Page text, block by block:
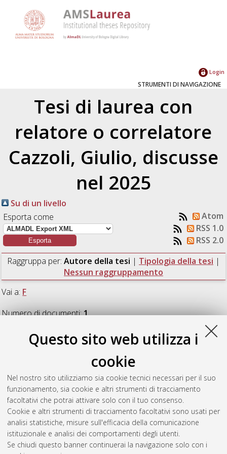
Questo sito web utilizza i
cookie
Nel nostro sito utilizziamo sia cookie tecnici necessari per il suo
funzionamento, sia cookie e altri strumenti di tracciamento
facoltativi che potrai attivare solo con il tuo consenso.
Cookie e altri strumenti di tracciamento facoltativi sono usati per
analisi statistiche, misure sull'efficacia della comunicazione
istituzionale e analisi dei comportamenti degli utenti.
Se chiudi questo banner continuerai la navigazione solo con i
Login
STRUMENTI DI NAVIGAZIONE
Tesi di laurea con
relatore o correlatore
Cazzoli, Giulio, discusse
nel 2025
Su di un livello
Esporta come
Atom
RSS 1.0
RSS 2.0
Raggruppa per: Autore della tesi | Tipologia della tesi |
Nessun raggruppamento
Vai a: F
Numero di documenti:1.
sottoespanso attraverso la metodologia del notional nozzle.
[Laurea magistrale], Università di Bologna, Corso di Studio in
Ingegneria meccanica [LM-DM270]
Questa lista e' stata generata ilSun Aug 9 16:04:35 2026
CEST